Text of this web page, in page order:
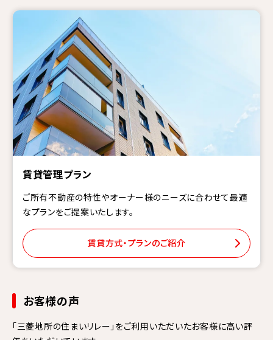
賃貸管理プラン
ご所有不動産の特性やオーナー様のニーズに合わせて最適
なプランをご提案いたします。
賃貸方式・プランのご紹介
お客様の声
「三菱地所の住まいリレー」をご利用いただいたお客様に高い評